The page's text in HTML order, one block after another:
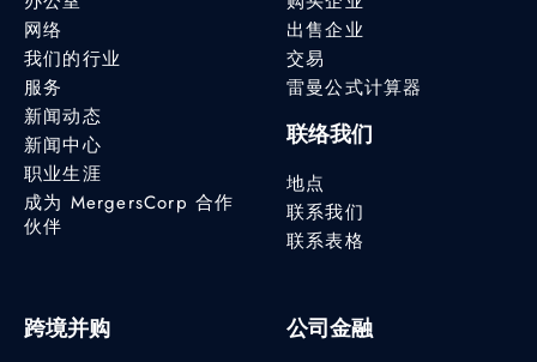
网络
我们的行业
服务
新闻动态
新闻中心
职业生涯
成为 MergersCorp 合作
伙伴
出售企业
交易
雷曼公式计算器
联络我们
地点
联系我们
联系表格
跨境并购 公司金融